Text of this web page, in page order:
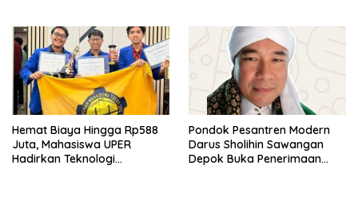
Hemat Biaya Hingga Rp588
Juta, Mahasiswa UPER
Hadirkan Teknologi
Pondok Pesantren Modern
Darus Sholihin Sawangan
Depok Buka Penerimaan